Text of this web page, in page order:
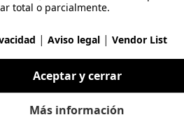
total o parcialmente.
| Aviso legal | Vendor List
Aceptar y cerrar
Más información